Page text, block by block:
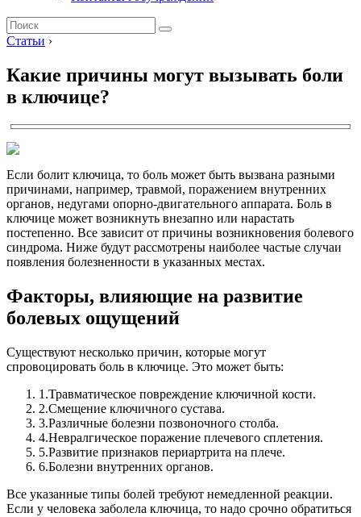
Статьи ›
Какие причины могут вызывать боли
в ключице?
Если болит ключица, то боль может быть вызвана разными
причинами, например, травмой, поражением внутренних
органов, недугами опорно-двигательного аппарата. Боль в
ключице может возникнуть внезапно или нарастать
постепенно. Все зависит от причины возникновения болевого
синдрома. Ниже будут рассмотрены наиболее частые случаи
появления болезненности в указанных местах.
Факторы, влияющие на развитие
болевых ощущений
Существуют несколько причин, которые могут
спровоцировать боль в ключице. Это может быть:
1.Травматическое повреждение ключичной кости.
2.Смещение ключичного сустава.
3.Различные болезни позвоночного столба.
4.Невралгическое поражение плечевого сплетения.
5.Развитие признаков периартрита на плече.
6.Болезни внутренних органов.
Все указанные типы болей требуют немедленной реакции.
Если у человека заболела ключица, то надо срочно обратиться